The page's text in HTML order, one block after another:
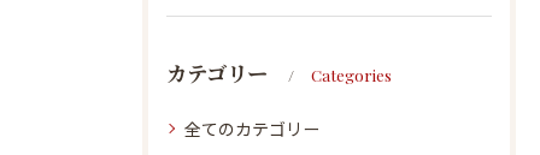
カテゴリー Categories
全てのカテゴリー